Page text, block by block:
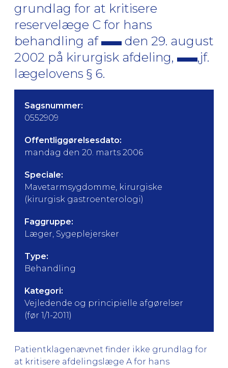
grundlag for at kritisere
reservelæge C for hans
behandling af
den 29. august
2002 på kirurgisk afdeling,
,jf.
lægelovens § 6.
Sagsnummer:
0552909
Offentliggørelsesdato:
mandag den 20. marts 2006
Speciale:
Mavetarmsygdomme, kirurgiske
(kirurgisk gastroenterologi)
Faggruppe:
Læger, Sygeplejersker
Type:
Behandling
Kategori:
Vejledende og principielle afgørelser
(før 1/1-2011)
Patientklagenævnet finder ikke grundlag for
at kritisere afdelingslæge A for hans